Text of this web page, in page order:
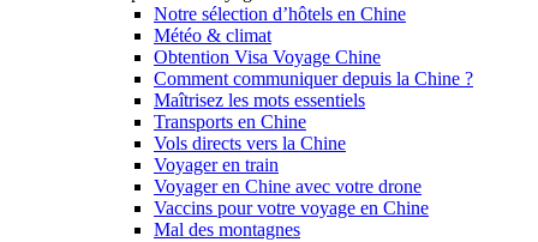
Notre sélection d’hôtels en Chine
Météo & climat
Obtention Visa Voyage Chine
Comment communiquer depuis la Chine ?
Maîtrisez les mots essentiels
Transports en Chine
Vols directs vers la Chine
Voyager en train
Voyager en Chine avec votre drone
Vaccins pour votre voyage en Chine
Mal des montagnes